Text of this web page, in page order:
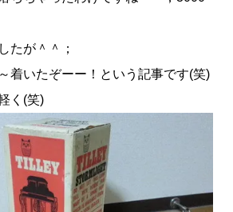
たが＾＾；
着いたぞーー！という記事です(笑)
く(笑)